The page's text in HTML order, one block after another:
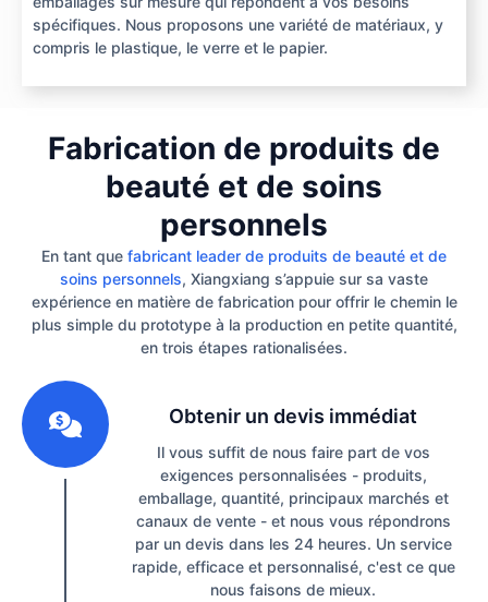
spécifiques. Nous proposons une variété de matériaux, y
compris le plastique, le verre et le papier.
Fabrication de produits de
beauté et de soins
personnels
En tant que fabricant leader de produits de beauté et de
soins personnels, Xiangxiang s’appuie sur sa vaste
expérience en matière de fabrication pour offrir le chemin le
plus simple du prototype à la production en petite quantité,
en trois étapes rationalisées.
Obtenir un devis immédiat
Il vous suffit de nous faire part de vos
exigences personnalisées - produits,
emballage, quantité, principaux marchés et
canaux de vente - et nous vous répondrons
par un devis dans les 24 heures. Un service
rapide, efficace et personnalisé, c'est ce que
nous faisons de mieux.